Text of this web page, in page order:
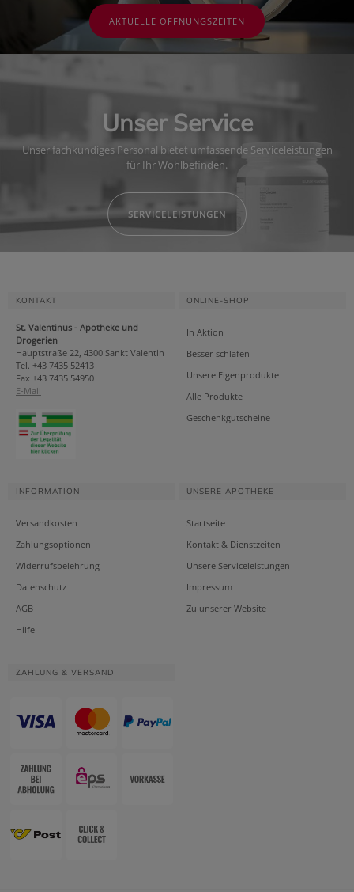
AKTUELLE ÖFFNUNGSZEITEN
Unser Service
Unser fachkundiges Personal bietet umfassende Serviceleistungen
für Ihr Wohlbefinden.
SERVICELEISTUNGEN
KONTAKT
St. Valentinus - Apotheke und
Drogerien
Hauptstraße 22, 4300 Sankt Valentin
Tel. +43 7435 52413
Fax +43 7435 54950
E-Mail
ONLINE-SHOP
In Aktion
Besser schlafen
Unsere Eigenprodukte
Alle Produkte
Geschenkgutscheine
INFORMATION
Versandkosten
Zahlungsoptionen
Widerrufsbelehrung
Datenschutz
AGB
Hilfe
UNSERE APOTHEKE
Startseite
Kontakt & Dienstzeiten
Unsere Serviceleistungen
Impressum
Zu unserer Website
ZAHLUNG & VERSAND